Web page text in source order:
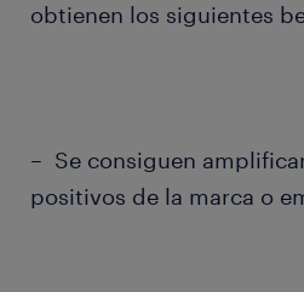
obtienen los siguientes
– Se consiguen
positivos de la marca o